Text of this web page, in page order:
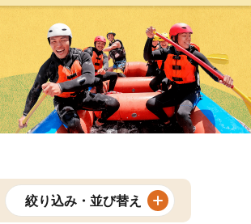
絞り込み・並び替え